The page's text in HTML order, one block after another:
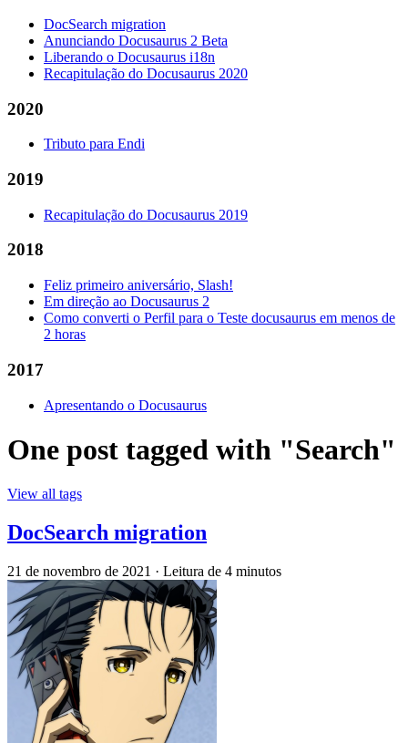
DocSearch migration
Anunciando Docusaurus 2 Beta
Liberando o Docusaurus i18n
Recapitulação do Docusaurus 2020
2020
Tributo para Endi
2019
Recapitulação do Docusaurus 2019
2018
Feliz primeiro aniversário, Slash!
Em direção ao Docusaurus 2
Como converti o Perfil para o Teste docusaurus em menos de
2 horas
2017
Apresentando o Docusaurus
One post tagged with "Search"
View all tags
DocSearch migration
21 de novembro de 2021 · Leitura de 4 minutos